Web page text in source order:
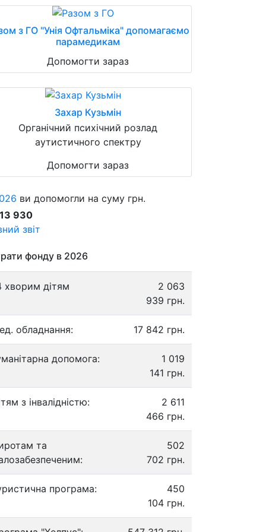
з ГО "Унія Офтальміка" допомагаємо
парамедикам
Допомогти зараз
Захар Кузьмін
Органічний психічний розлад
аутистичного спектру
Допомогти зараз
ви допомогли на суму грн.
930
звіт
фонду в 2026
хворим дітям
2 063
939 грн.
обладнання: 17 842 грн.
допомога:
1 019
141 грн.
з інвалідністю:
2 611
466 грн.
та
502
702 грн.
програма:
450
104 грн.